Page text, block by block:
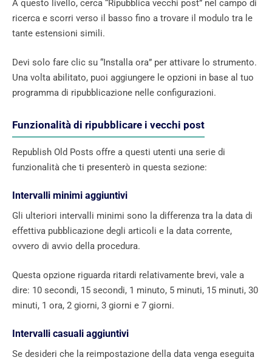
A questo livello, cerca “Ripubblica vecchi post” nel campo di
ricerca e scorri verso il basso fino a trovare il modulo tra le
tante estensioni simili.
Devi solo fare clic su “Installa ora” per attivare lo strumento.
Una volta abilitato, puoi aggiungere le opzioni in base al tuo
programma di ripubblicazione nelle configurazioni.
Funzionalità di ripubblicare i vecchi post
Republish Old Posts offre a questi utenti una serie di
funzionalità che ti presenterò in questa sezione:
Intervalli minimi aggiuntivi
Gli ulteriori intervalli minimi sono la differenza tra la data di
effettiva pubblicazione degli articoli e la data corrente,
ovvero di avvio della procedura.
Questa opzione riguarda ritardi relativamente brevi, vale a
dire: 10 secondi, 15 secondi, 1 minuto, 5 minuti, 15 minuti, 30
minuti, 1 ora, 2 giorni, 3 giorni e 7 giorni.
Intervalli casuali aggiuntivi
Se desideri che la reimpostazione della data venga eseguita